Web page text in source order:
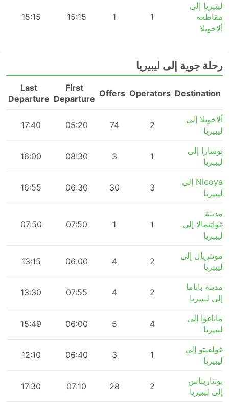
ليبيريا إلى
مقاطعة
ألاخويلا
1
1
15:15
15:15
رحلة جوية إلى ليبيريا
Destination
Operators
Offers
First
Departure
Last
Departure
ألاخويلا إلى
ليبيريا
2
74
05:20
17:40
نوسارا إلى
ليبيريا
1
3
08:30
16:00
Nicoya إلى
ليبيريا
3
30
06:30
16:55
مدينة
غواتيمالا إلى
ليبيريا
1
1
07:50
07:50
مونتريال إلى
ليبيريا
2
4
06:00
13:15
مدينة باناما
إلى ليبيريا
2
4
07:55
13:30
ماناغوا إلى
ليبيريا
4
5
06:00
15:49
غولفيتو إلى
ليبيريا
1
3
06:40
12:10
بونتاريناس
إلى ليبيريا
2
28
07:10
17:30